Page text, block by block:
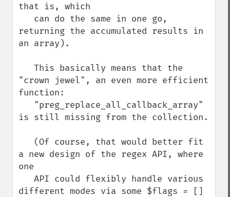
that is, which
returning the accumulated results in
an array).
"crown jewel", an even more efficient
function:
is still missing from the collection.
a new design of the regex API, where
one
different modes via some $flags = []